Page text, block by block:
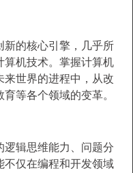
新的核心引擎，几乎所
算机技术。掌握计算机
世界的进程中，从改
等各个领域的变革。
辑思维能力、问题分
不仅在编程和开发领域